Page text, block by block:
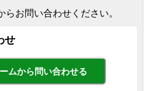
お問い合わせください。
せ
ムから問い合わせる